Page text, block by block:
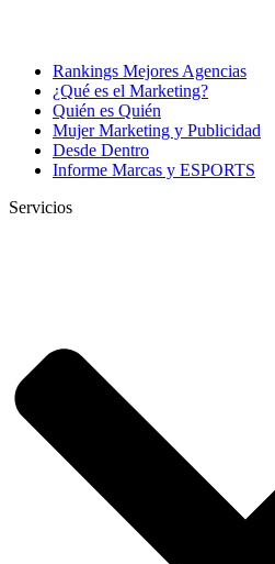
Rankings Mejores Agencias
¿Qué es el Marketing?
Quién es Quién
Mujer Marketing y Publicidad
Desde Dentro
Informe Marcas y ESPORTS
Servicios